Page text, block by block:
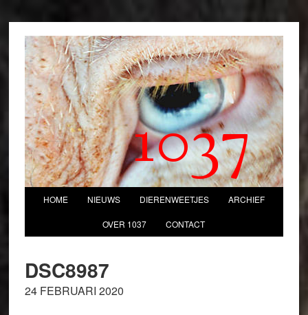
1037
HOME NIEUWS DIERENWEETJES ARCHIEF
OVER 1037 CONTACT
DSC8987
24 FEBRUARI 2020